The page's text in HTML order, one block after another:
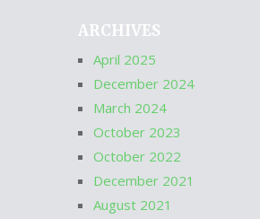
ARCHIVES
April 2025
December 2024
March 2024
October 2023
October 2022
December 2021
August 2021